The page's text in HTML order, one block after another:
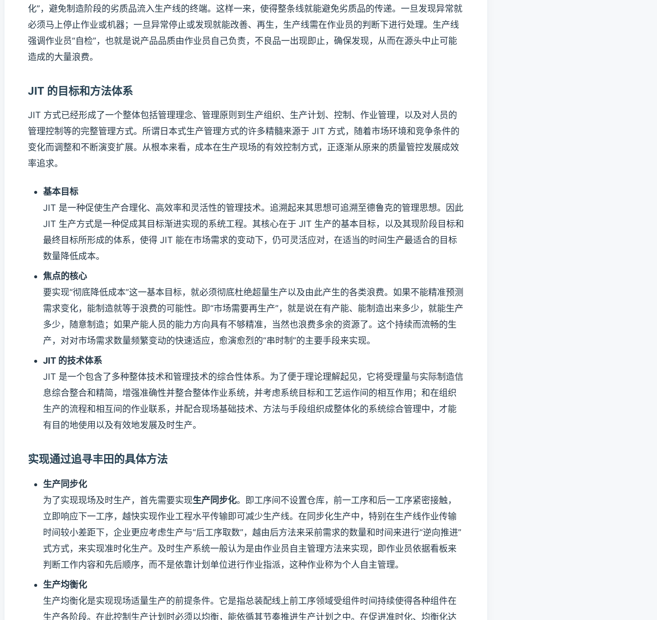
化”，避免制造阶段的劣质品流入生产线的终端。这样一来，使得整条线就能避免劣质品的传递。一旦发现异常就
必须马上停止作业或机器；一旦异常停止或发现就能改善、再生，生产线需在作业员的判断下进行处理。生产线
强调作业员“自检”，也就是说产品品质由作业员自己负责，不良品一出现即止，确保发现，从而在源头中止可能
造成的大量浪费。
JIT 的目标和方法体系
JIT 方式已经形成了一个整体包括管理理念、管理原则到生产组织、生产计划、控制、作业管理，以及对人员的
管理控制等的完整管理方式。所谓日本式生产管理方式的许多精髓来源于 JIT 方式，随着市场环境和竞争条件的
变化而调整和不断演变扩展。从根本来看，成本在生产现场的有效控制方式，正逐渐从原来的质量管控发展成效
率追求。
基本目标
JIT 是一种促使生产合理化、高效率和灵活性的管理技术。追溯起来其思想可追溯至德鲁克的管理思想。因此
JIT 生产方式是一种促成其目标渐进实现的系统工程。其核心在于 JIT 生产的基本目标，以及其现阶段目标和
最终目标所形成的体系，使得 JIT 能在市场需求的变动下，仍可灵活应对，在适当的时间生产最适合的目标
数量降低成本。
焦点的核心
要实现“彻底降低成本”这一基本目标，就必须彻底杜绝超量生产以及由此产生的各类浪费。如果不能精准预测
需求变化，能制造就等于浪费的可能性。即“市场需要再生产”，就是说在有产能、能制造出来多少，就能生产
多少，随意制造；如果产能人员的能力方向具有不够精准，当然也浪费多余的资源了。这个持续而流畅的生
产，对对市场需求数量频繁变动的快速适应，愈演愈烈的“串时制”的主要手段来实现。
JIT 的技术体系
JIT 是一个包含了多种整体技术和管理技术的综合性体系。为了便于理论理解起见，它将受理量与实际制造信
息综合整合和精简，增强准确性并整合整体作业系统，并考虑系统目标和工艺运作间的相互作用；和在组织
生产的流程和相互间的作业联系，并配合现场基础技术、方法与手段组织成整体化的系统综合管理中，才能
有目的地使用以及有效地发展及时生产。
实现通过追寻丰田的具体方法
生产同步化
为了实现现场及时生产，首先需要实现生产同步化。即工序间不设置仓库，前一工序和后一工序紧密接触，
立即响应下一工序，越快实现作业工程水平传输即可减少生产线。在同步化生产中，特别在生产线作业传输
时间较小差距下，企业更应考虑生产与“后工序取数”，越由后方法来采前需求的数量和时间来进行“逆向推进”
式方式，来实现准时化生产。及时生产系统一般认为是由作业员自主管理方法来实现，即作业员依据看板来
判断工作内容和先后顺序，而不是依靠计划单位进行作业指派，这种作业称为个人自主管理。
生产均衡化
生产均衡化是实现现场适量生产的前提条件。它是指总装配线上前工序领域受组件时间持续使得各种组件在
生产各阶段。在此控制生产计划时必须以均衡，能依循其节奏推进生产计划之中。在促进准时化、均衡化达